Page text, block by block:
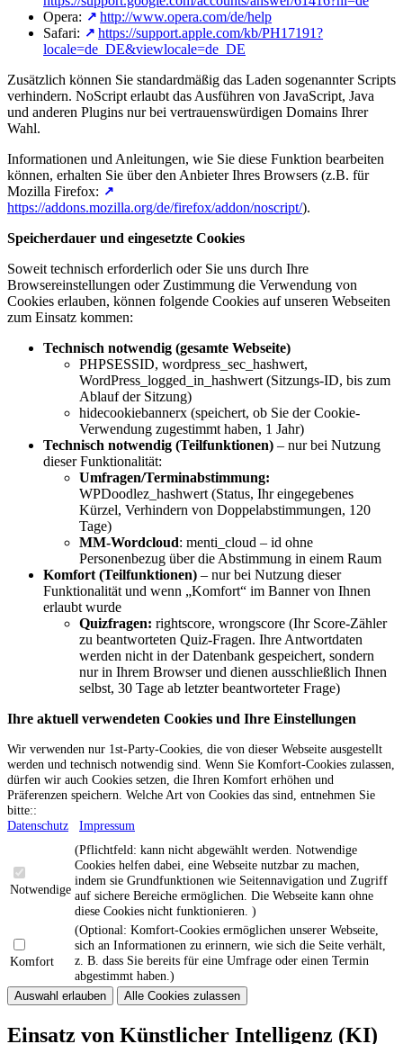
Opera:
http://www.opera.com/de/help
Safari:
https://support.apple.com/kb/PH17191?
locale=de_DE&viewlocale=de_DE
Zusätzlich können Sie standardmäßig das Laden sogenannter Scripts
verhindern. NoScript erlaubt das Ausführen von JavaScript, Java
und anderen Plugins nur bei vertrauenswürdigen Domains Ihrer
Wahl.
Informationen und Anleitungen, wie Sie diese Funktion bearbeiten
können, erhalten Sie über den Anbieter Ihres Browsers (z.B. für
Mozilla Firefox:
https://addons.mozilla.org/de/firefox/addon/noscript/).
Speicherdauer und eingesetzte Cookies
Soweit technisch erforderlich oder Sie uns durch Ihre
Browsereinstellungen oder Zustimmung die Verwendung von
Cookies erlauben, können folgende Cookies auf unseren Webseiten
zum Einsatz kommen:
Technisch notwendig (gesamte Webseite)
PHPSESSID, wordpress_sec_hashwert,
WordPress_logged_in_hashwert (Sitzungs-ID, bis zum
Ablauf der Sitzung)
hidecookiebannerx (speichert, ob Sie der Cookie-
Verwendung zugestimmt haben, 1 Jahr)
Technisch notwendig (Teilfunktionen) – nur bei Nutzung
dieser Funktionalität:
Umfragen/Terminabstimmung:
WPDoodlez_hashwert (Status, Ihr eingegebenes
Kürzel, Verhindern von Doppelabstimmungen, 120
Tage)
MM-Wordcloud: menti_cloud – id ohne
Personenbezug über die Abstimmung in einem Raum
Komfort (Teilfunktionen) – nur bei Nutzung dieser
Funktionalität und wenn „Komfort“ im Banner von Ihnen
erlaubt wurde
Quizfragen: rightscore, wrongscore (Ihr Score-Zähler
zu beantworteten Quiz-Fragen. Ihre Antwortdaten
werden nicht in der Datenbank gespeichert, sondern
nur in Ihrem Browser und dienen ausschließlich Ihnen
selbst, 30 Tage ab letzter beantworteter Frage)
Ihre aktuell verwendeten Cookies und Ihre Einstellungen
Wir verwenden nur 1st-Party-Cookies, die von dieser Webseite ausgestellt
werden und technisch notwendig sind. Wenn Sie Komfort-Cookies zulassen,
dürfen wir auch Cookies setzen, die Ihren Komfort erhöhen und
Präferenzen speichern. Welche Art von Cookies das sind, entnehmen Sie
bitte::
Datenschutz
Impressum
Notwendige
(Pflichtfeld: kann nicht abgewählt werden. Notwendige
Cookies helfen dabei, eine Webseite nutzbar zu machen,
indem sie Grundfunktionen wie Seitennavigation und Zugriff
auf sichere Bereiche ermöglichen. Die Webseite kann ohne
diese Cookies nicht funktionieren. )
Komfort
(Optional: Komfort-Cookies ermöglichen unserer Webseite,
sich an Informationen zu erinnern, wie sich die Seite verhält,
z. B. dass Sie bereits für eine Umfrage oder einen Termin
abgestimmt haben.)
Einsatz von Künstlicher Intelligenz (KI)